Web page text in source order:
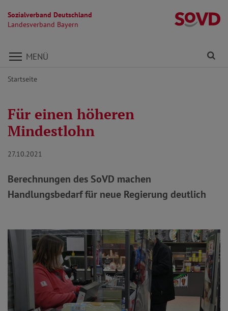
Sozialverband Deutschland
Landesverband Bayern
Direkt zu den Inhalten springen
MENÜ
Startseite
Für einen höheren
Mindestlohn
27.10.2021
Berechnungen des SoVD machen
Handlungsbedarf für neue Regierung deutlich